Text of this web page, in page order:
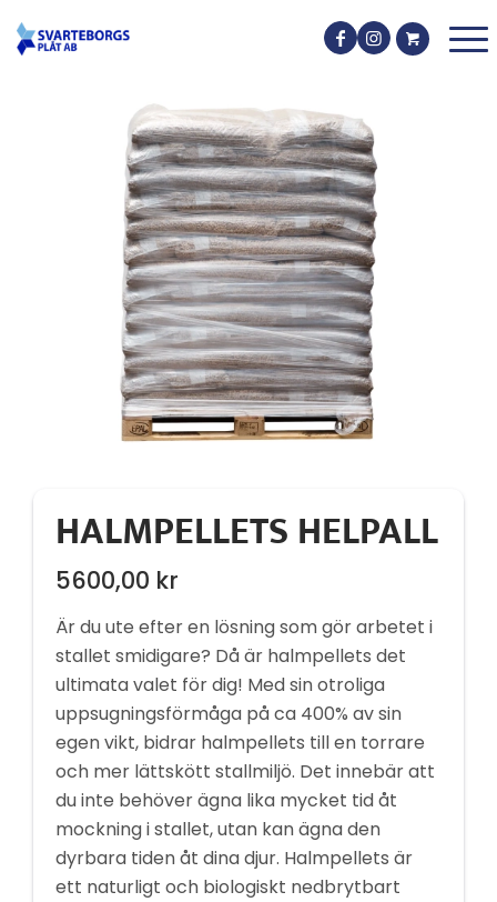
HALMPELLETS HELPALL
5600,00 kr
Är du ute efter en lösning som gör arbetet i
stallet smidigare? Då är halmpellets det
ultimata valet för dig! Med sin otroliga
uppsugningsförmåga på ca 400% av sin
egen vikt, bidrar halmpellets till en torrare
och mer lättskött stallmiljö. Det innebär att
du inte behöver ägna lika mycket tid åt
mockning i stallet, utan kan ägna den
dyrbara tiden åt dina djur. Halmpellets är
ett naturligt och biologiskt nedbrytbart